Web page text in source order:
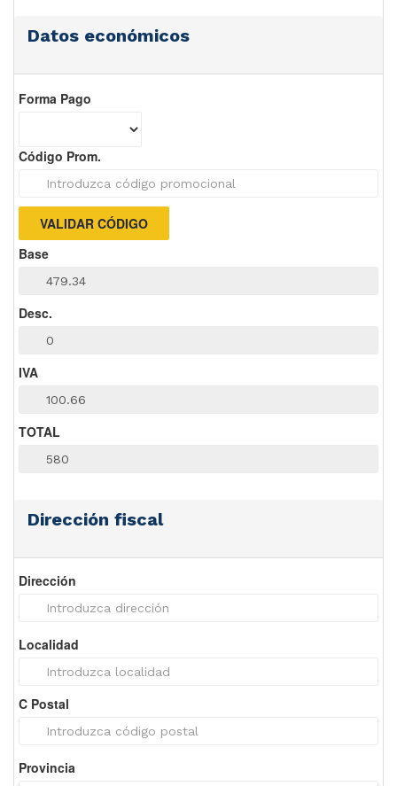
Datos económicos
Forma Pago
Código Prom.
Base
Desc.
IVA
TOTAL
Dirección fiscal
Dirección
Localidad
C Postal
Provincia